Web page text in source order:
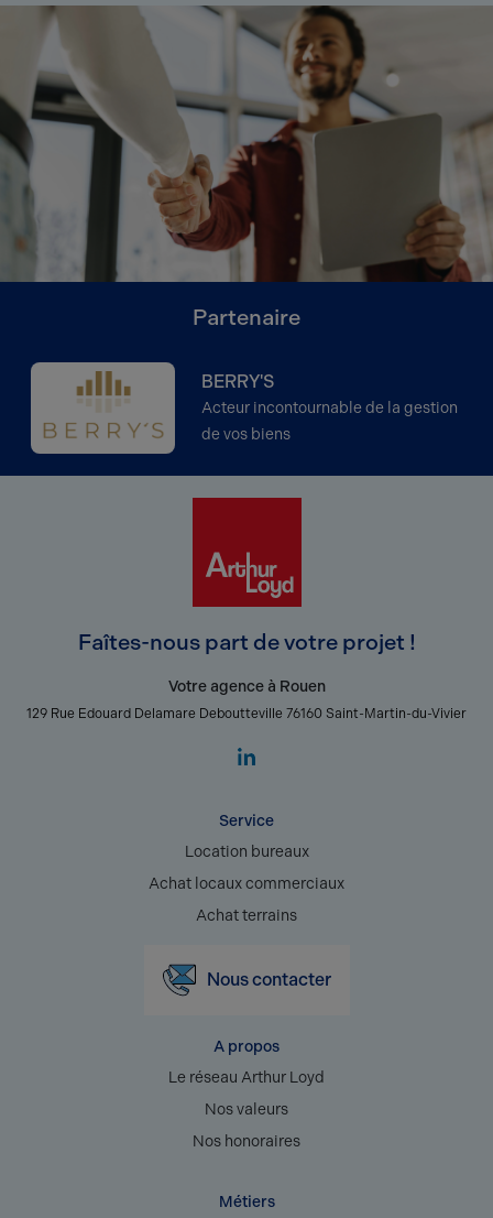
Partenaire
BERRY'S
Acteur incontournable de la gestion
de vos biens
Faîtes-nous part de votre projet !
Votre agence à Rouen
129 Rue Edouard Delamare Deboutteville 76160 Saint-Martin-du-Vivier
Service
Location bureaux
Achat locaux commerciaux
Achat terrains
Nous contacter
A propos
Le réseau Arthur Loyd
Nos valeurs
Nos honoraires
Métiers